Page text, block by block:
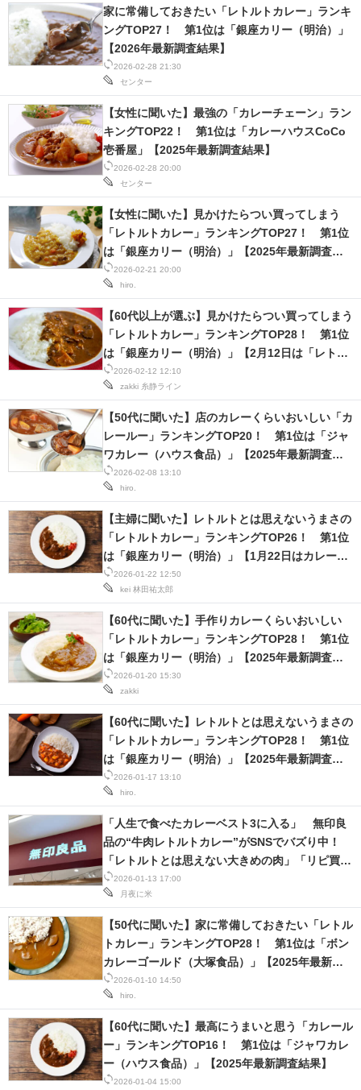
2026-02-28 21:30
センター
家に常備しておきたい「レトルトカレー」ランキ
ングTOP27！ 第1位は「銀座カリー（明治）」
【2026年最新調査結果】
2026-02-28 20:00
センター
【女性に聞いた】最強の「カレーチェーン」ラン
キングTOP22！ 第1位は「カレーハウスCoCo
壱番屋」【2025年最新調査結果】
2026-02-21 20:00
hiro.
【女性に聞いた】見かけたらつい買ってしまう
「レトルトカレー」ランキングTOP27！ 第1位
は「銀座カリー（明治）」【2025年最新調査結
果】
2026-02-12 12:10
zakki 糸静ライン
【60代以上が選ぶ】見かけたらつい買ってしまう
「レトルトカレー」ランキングTOP28！ 第1位
は「銀座カリー（明治）」【2月12日は「レトル
トカレーの日」！】
2026-02-08 13:10
hiro.
【50代に聞いた】店のカレーくらいおいしい「カ
レールー」ランキングTOP20！ 第1位は「ジャ
ワカレー（ハウス食品）」【2025年最新調査結
果】
2026-01-22 12:50
kei 林田祐太郎
【主婦に聞いた】レトルトとは思えないうまさの
「レトルトカレー」ランキングTOP26！ 第1位
は「銀座カリー（明治）」【1月22日はカレーの
日】
2026-01-20 15:30
zakki
【60代に聞いた】手作りカレーくらいおいしい
「レトルトカレー」ランキングTOP28！ 第1位
は「銀座カリー（明治）」【2025年最新調査結
果】
2026-01-17 13:10
hiro.
【60代に聞いた】レトルトとは思えないうまさの
「レトルトカレー」ランキングTOP28！ 第1位
は「銀座カリー（明治）」【2025年最新調査結
果】
2026-01-13 17:00
月夜に米
「人生で食べたカレーベスト3に入る」 無印良
品の“牛肉レトルトカレー”がSNSでバズり中！
「レトルトとは思えない大きめの肉」「リピ買い
しました」
2026-01-10 14:50
hiro.
【50代に聞いた】家に常備しておきたい「レトル
トカレー」ランキングTOP28！ 第1位は「ボン
カレーゴールド（大塚食品）」【2025年最新調
査結果】
2026-01-04 15:00
【60代に聞いた】最高にうまいと思う「カレール
ー」ランキングTOP16！ 第1位は「ジャワカレ
ー（ハウス食品）」【2025年最新調査結果】